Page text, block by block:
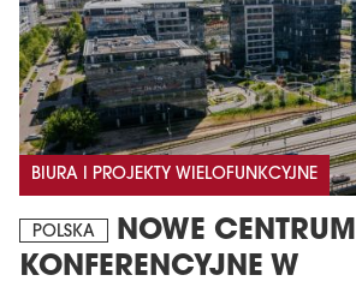
BIURA I PROJEKTY WIELOFUNKCYJNE
POLSKA
NOWE CENTRUM
KONFERENCYJNE W